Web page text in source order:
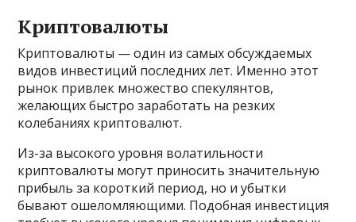
Криптовалюты
Криптовалюты — один из самых обсуждаемых
видов инвестиций последних лет. Именно этот
рынок привлек множество спекулянтов,
желающих быстро заработать на резких
колебаниях криптовалют.
Из-за высокого уровня волатильности
криптовалюты могут приносить значительную
прибыль за короткий период, но и убытки
бывают ошеломляющими. Подобная инвестиция